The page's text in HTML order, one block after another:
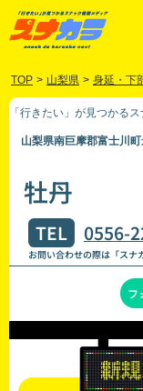
TOP > 山梨県 > 身延・下
「行きたい」が見つかる
山梨県南巨摩郡富士川
牡丹
TEL 0556-
お問い合わせの際は「スナ
フ